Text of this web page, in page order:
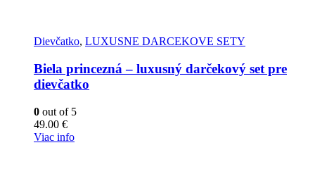
Dievčatko, LUXUSNE DARCEKOVE SETY
Biela princezná – luxusný darčekový set pre
dievčatko
0 out of 5
49.00 €
Viac info